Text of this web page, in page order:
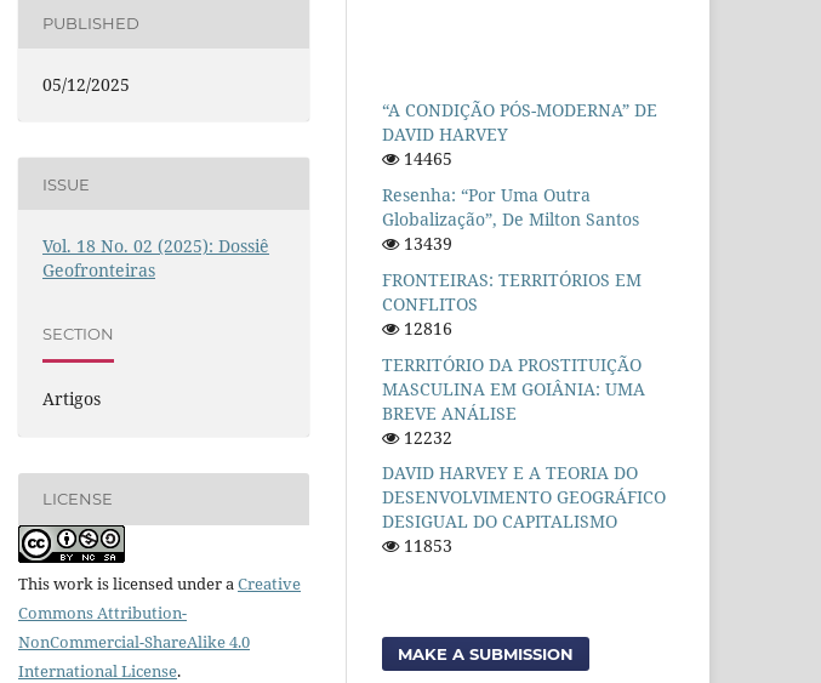
PUBLISHED
05/12/2025
ISSUE
Vol. 18 No. 02 (2025): Dossiê
Geofronteiras
SECTION
Artigos
LICENSE
This work is licensed under a Creative
Commons Attribution-
NonCommercial-ShareAlike 4.0
International License.
“A CONDIÇÃO PÓS-MODERNA” DE
DAVID HARVEY
14465
Resenha: “Por Uma Outra
Globalização”, De Milton Santos
13439
FRONTEIRAS: TERRITÓRIOS EM
CONFLITOS
12816
TERRITÓRIO DA PROSTITUIÇÃO
MASCULINA EM GOIÂNIA: UMA
BREVE ANÁLISE
12232
DAVID HARVEY E A TEORIA DO
DESENVOLVIMENTO GEOGRÁFICO
DESIGUAL DO CAPITALISMO
11853
MAKE A SUBMISSION